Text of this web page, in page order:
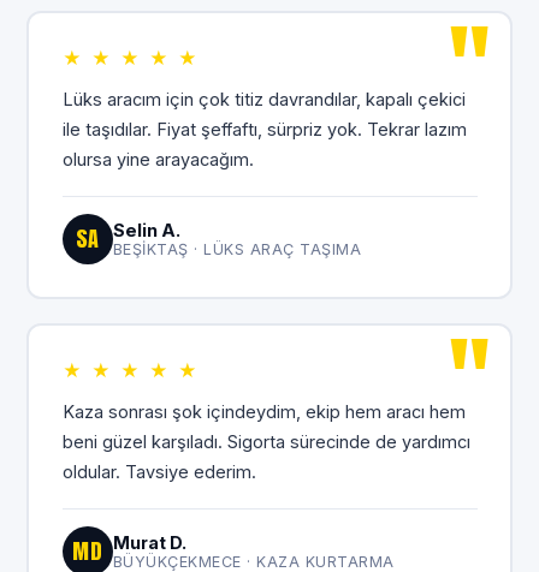
★ ★ ★ ★ ★
Lüks aracım için çok titiz davrandılar, kapalı çekici
ile taşıdılar. Fiyat şeffaftı, sürpriz yok. Tekrar lazım
olursa yine arayacağım.
SA Selin A.
BEŞIKTAŞ · LÜKS ARAÇ TAŞIMA
★ ★ ★ ★ ★
Kaza sonrası şok içindeydim, ekip hem aracı hem
beni güzel karşıladı. Sigorta sürecinde de yardımcı
oldular. Tavsiye ederim.
MD Murat D.
BÜYÜKÇEKMECE · KAZA KURTARMA